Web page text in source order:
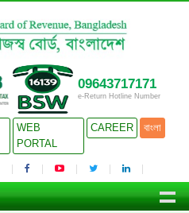
09643717171
e-Return Hotline Number
WEB
PORTAL
CAREER বাংলা